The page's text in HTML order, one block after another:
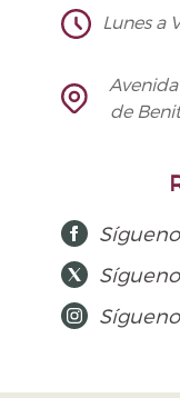
Lunes a
de